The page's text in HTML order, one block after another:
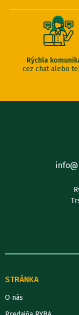
Rýchla
cez chat alebo
STRÁNKA
O nás